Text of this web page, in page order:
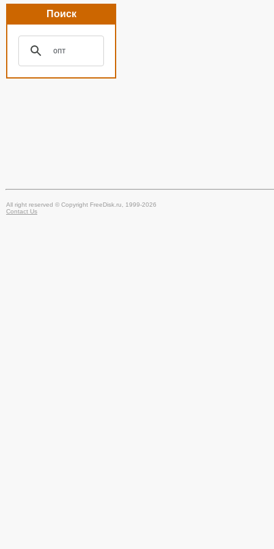
Поиск
All right reserved © Copyright FreeDisk.ru, 1999-2026
Contact Us